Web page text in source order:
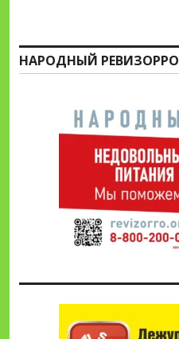
НАРОДНЫЙ РЕВИЗОРРО